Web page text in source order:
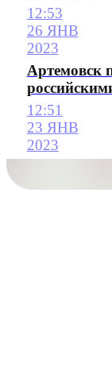
12:53
26 ЯНВ
2023
Артемовск
12:51
23 ЯНВ
2023